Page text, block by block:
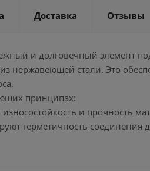
Доставка Отзывы
и долговечный элемент
нержавеющей стали. Это
принципах:
и прочность
герметичность